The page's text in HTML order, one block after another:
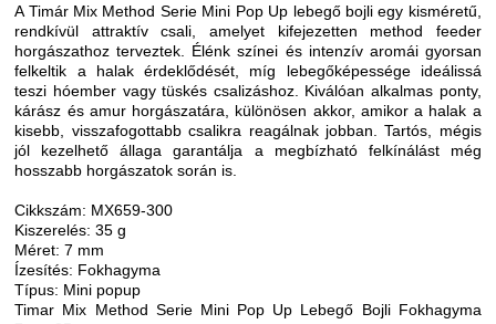
A Timár Mix Method Serie Mini Pop Up lebegő bojli egy kisméretű,
rendkívül attraktív csali, amelyet kifejezetten method feeder
horgászathoz terveztek. Élénk színei és intenzív aromái gyorsan
felkeltik a halak érdeklődését, míg lebegőképessége ideálissá
teszi hóember vagy tüskés csalizáshoz. Kiválóan alkalmas ponty,
kárász és amur horgászatára, különösen akkor, amikor a halak a
kisebb, visszafogottabb csalikra reagálnak jobban. Tartós, mégis
jól kezelhető állaga garantálja a megbízható felkínálást még
hosszabb horgászatok során is.
Cikkszám: MX659-300
Kiszerelés: 35 g
Méret: 7 mm
Ízesítés: Fokhagyma
Típus: Mini popup
Timar Mix Method Serie Mini Pop Up Lebegő Bojli Fokhagyma